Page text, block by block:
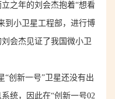
之年的刘会杰抱着“想看
到 小卫星工程部，进行博
会杰见证了我国微小卫
“创新一号”卫星还没有出
统，因此在“创新一号02